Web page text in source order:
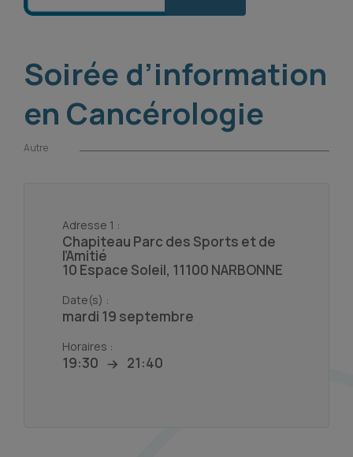
Soirée d’information
en Cancérologie
Autre
Adresse 1 :
Chapiteau Parc des Sports et de
l’Amitié
10 Espace Soleil, 11100 NARBONNE
Date(s) :
mardi 19 septembre
Horaires :
19:30 21:40